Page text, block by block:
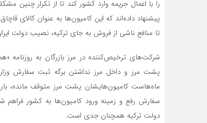
را با اعمال جریمه وارد کشور کند تا از تکرار چنین
پیشنهاد داده‌اند که این کامیون‌ها به عنوان کالای
تا منافع ناشی از فروش به جای ترکیه، نصیب دولت
شرکت‌های ترخیص‌کننده در مرز بازرگان به روزنامه
پشت مرز و داخل مرز نداشتن برگه ثبت سفارش
ماه‌هاست کامیون‌هایشان پشت مرز متوقف مانده،
سفارش رفع و زمینه ورود کامیون‌ها به کشور
دولت ترکیه همچنان جدی است.